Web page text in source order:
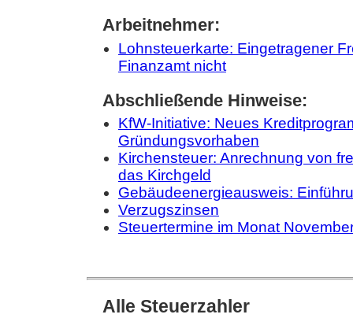
Arbeitnehmer:
Lohnsteuerkarte: Eingetragener
Finanzamt nicht
Abschließende Hinweise:
KfW-Initiative: Neues
Gründungsvorhaben
Kirchensteuer: Anrechnung von
das Kirchgeld
Gebäudeenergieausweis:
Verzugszinsen
Steuertermine im Monat
Alle Steuerzahler